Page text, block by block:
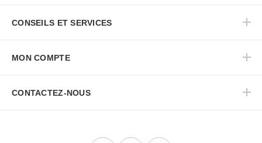
CONSEILS ET SERVICES
MON COMPTE
CONTACTEZ-NOUS